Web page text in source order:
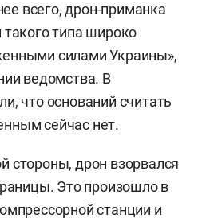
всего, дрон-приманка
такого типа широко
силами Украины»,
ведомства. В
что оснований считать
сейчас нет.
стороны, дрон взорвался
Это произошло в
станции и